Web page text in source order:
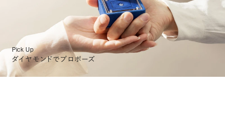
Pick Up
ダイヤモンドでプロポーズ